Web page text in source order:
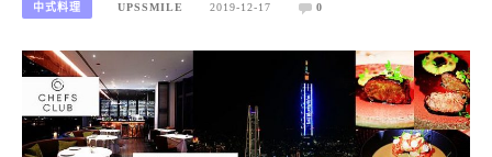
中式料理 UPSSMILE 2019-12-17 0